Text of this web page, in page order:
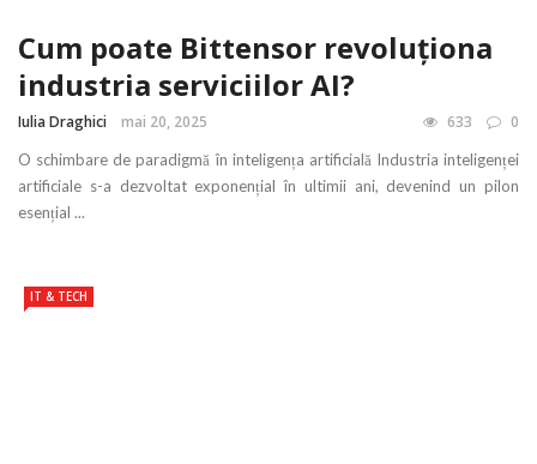
Cum poate Bittensor revoluționa
industria serviciilor AI?
Iulia Draghici mai 20, 2025 633 0
O schimbare de paradigmă în inteligența artificială Industria inteligenței
artificiale s-a dezvoltat exponențial în ultimii ani, devenind un pilon
esențial ...
IT & TECH